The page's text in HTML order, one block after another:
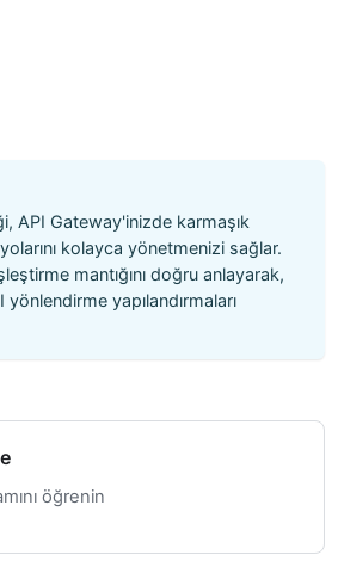
API Gateway'inizde karmaşık
kolayca yönetmenizi sağlar.
mantığını doğru anlayarak,
yapılandırmaları
öğrenin